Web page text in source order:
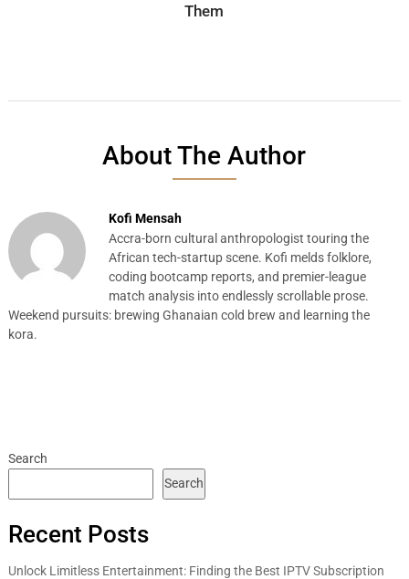
Them
About The Author
Kofi Mensah
Accra-born cultural anthropologist touring the
African tech-startup scene. Kofi melds folklore,
coding bootcamp reports, and premier-league
match analysis into endlessly scrollable prose.
Weekend pursuits: brewing Ghanaian cold brew and learning the
kora.
Search
Search
Recent Posts
Unlock Limitless Entertainment: Finding the Best IPTV Subscription